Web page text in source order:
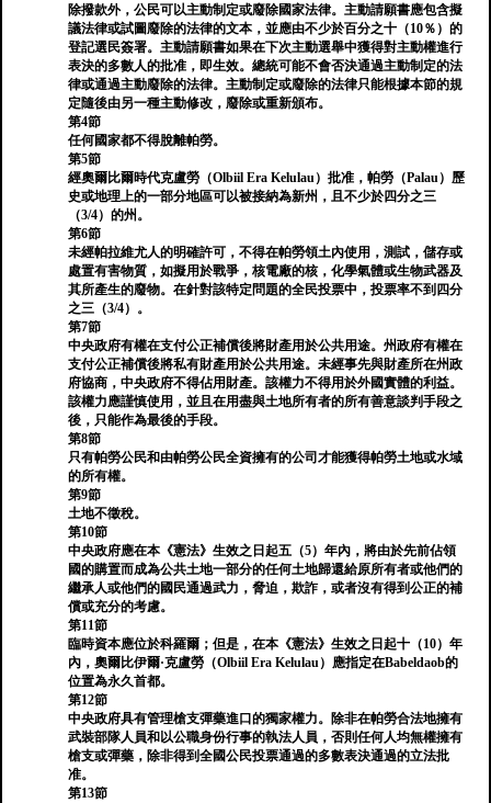
除撥款外，公民可以主動制定或廢除國家法律。主動請願書應包含擬
議法律或試圖廢除的法律的文本，並應由不少於百分之十（10％）的
登記選民簽署。主動請願書如果在下次主動選舉中獲得對主動權進行
表決的多數人的批准，即生效。總統可能不會否決通過主動制定的法
律或通過主動廢除的法律。主動制定或廢除的法律只能根據本節的規
定隨後由另一種主動修改，廢除或重新頒布。
第4節
任何國家都不得脫離帕勞。
第5節
經奧爾比爾時代克盧勞（Olbiil Era Kelulau）批准，帕勞（Palau）歷
史或地理上的一部分地區可以被接納為新州，且不少於四分之三
（3/4）的州。
第6節
未經帕拉維尤人的明確許可，不得在帕勞領土內使用，測試，儲存或
處置有害物質，如擬用於戰爭，核電廠的核，化學氣體或生物武器及
其所產生的廢物。在針對該特定問題的全民投票中，投票率不到四分
之三（3/4）。
第7節
中央政府有權在支付公正補償後將財產用於公共用途。州政府有權在
支付公正補償後將私有財產用於公共用途。未經事先與財產所在州政
府協商，中央政府不得佔用財產。該權力不得用於外國實體的利益。
該權力應謹慎使用，並且在用盡與土地所有者的所有善意談判手段之
後，只能作為最後的手段。
第8節
只有帕勞公民和由帕勞公民全資擁有的公司才能獲得帕勞土地或水域
的所有權。
第9節
土地不徵稅。
第10節
中央政府應在本《憲法》生效之日起五（5）年內，將由於先前佔領
國的購置而成為公共土地一部分的任何土地歸還給原所有者或他們的
繼承人或他們的國民通過武力，脅迫，欺詐，或者沒有得到公正的補
償或充分的考慮。
第11節
臨時資本應位於科羅爾；但是，在本《憲法》生效之日起十（10）年
內，奧爾比伊爾·克盧勞（Olbiil Era Kelulau）應指定在Babeldaob的
位置為永久首都。
第12節
中央政府具有管理槍支彈藥進口的獨家權力。除非在帕勞合法地擁有
武裝部隊人員和以公職身份行事的執法人員，否則任何人均無權擁有
槍支或彈藥，除非得到全國公民投票通過的多數表決通過的立法批
准。
第13節